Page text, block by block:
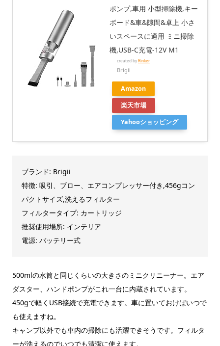
ポンプ,車用 小型掃除機,キー
ボード&車&隙間&卓上 小さ
いスペースに適用 ミニ掃除
機,USB-C充電-12V M1
created byRinker
Brigii
Amazon
楽天市場
Yahooショッピング
ブランド: Brigii
特徴: 吸引、ブロー、エアコンプレッサー付き,456gコン
パクトサイズ,洗えるフィルター
フィルタータイプ: カートリッジ
推奨使用場所: インテリア
電源: バッテリー式
500mlの水筒と同じくらいの大きさのミニクリニーナー。エア
ダスター、ハンドポンプがこれ一台に内蔵されています。
450gで軽くUSB接続で充電できます。車に置いておけばいつで
も使えますね。
キャンプ以外でも車内の掃除にも活躍できそうです。フィルタ
ーが洗えるのでいつでも清潔に使えます。